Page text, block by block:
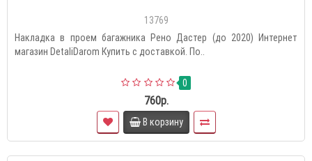
13769
Накладка в проем багажника Рено Дастер (до 2020) Интернет
магазин DetaliDarom Купить с доставкой. По..
0
760р.
В корзину